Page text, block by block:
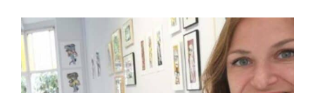
Bekijk
grotere
afbeelding